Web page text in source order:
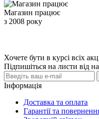
Магазин працює
з 2008 року
Хочете бути в курсі всіх
Підпишіться на листи від
Інформація
Доставка та оплата
Гарантії та